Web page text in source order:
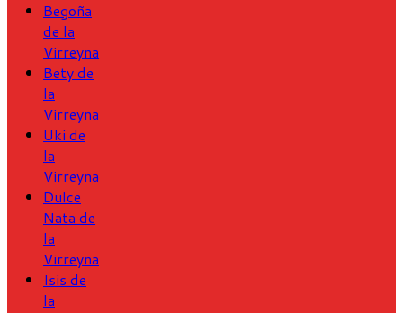
Begoña
de la
Virreyna
Bety de
la
Virreyna
Uki de
la
Virreyna
Dulce
Nata de
la
Virreyna
Isis de
la